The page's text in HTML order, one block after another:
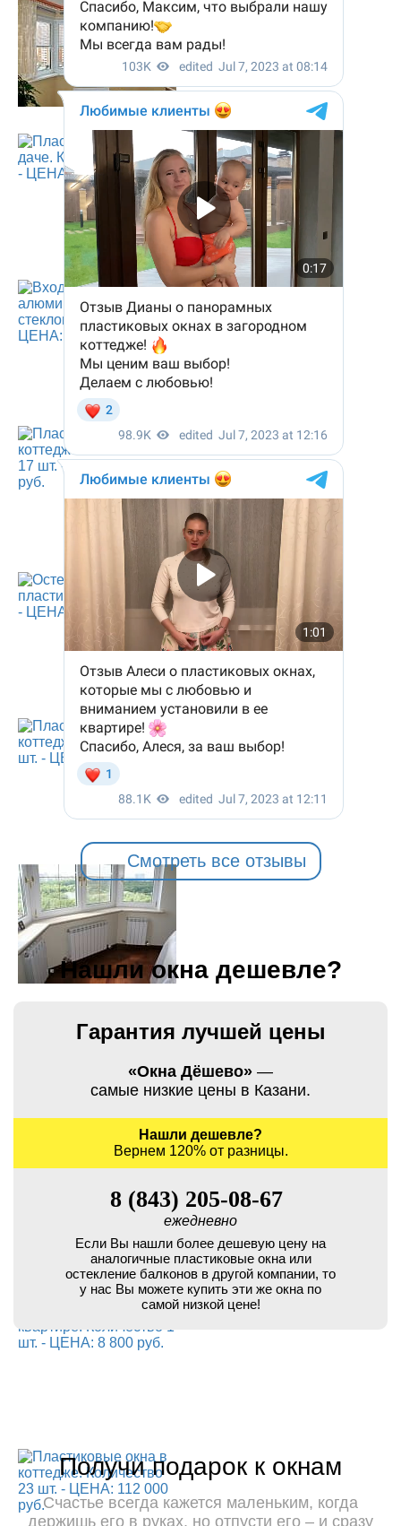
Смотреть все отзывы
Нашли окна дешевле?
Гарантия лучшей цены
«Окна Дёшево» —
самые низкие цены в Казани.
Нашли дешевле?
Вернем 120% от разницы.
8 (843) 205-08-67
ежедневно
Если Вы нашли более дешевую цену на
аналогичные пластиковые окна или
остекление балконов в другой компании, то
у нас Вы можете купить эти же окна по
самой низкой цене!
Получи подарок к окнам
Счастье всегда кажется маленьким, когда
держишь его в руках, но отпусти его – и сразу